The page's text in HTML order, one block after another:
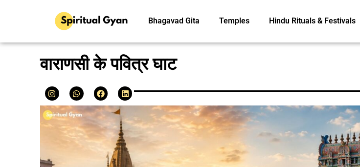
Bhagavad Gita Temples Hindu Rituals & Festivals
वाराणसी के पवित्र घाट